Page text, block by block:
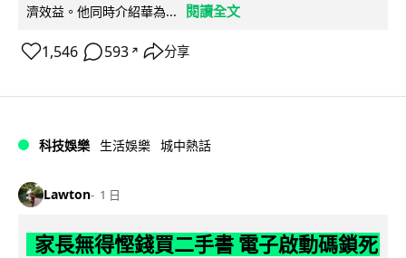
濟效益。他同時介紹華為...
閱讀全文
1,546 593 ↗ 分享
科技娛樂 生活娛樂 城中熱話
Lawton 1 日
家長無得慳錢買二手書 電子啟動碼鎖死